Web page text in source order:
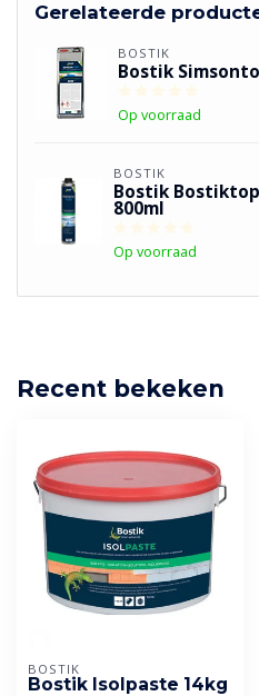
Gerelateerde
BOSTIK
Bostik
Op voorraad
BOSTIK
Bostik
800ml
Op voorraad
Recent bekeken
BOSTIK
Bostik Isolpaste 14kg